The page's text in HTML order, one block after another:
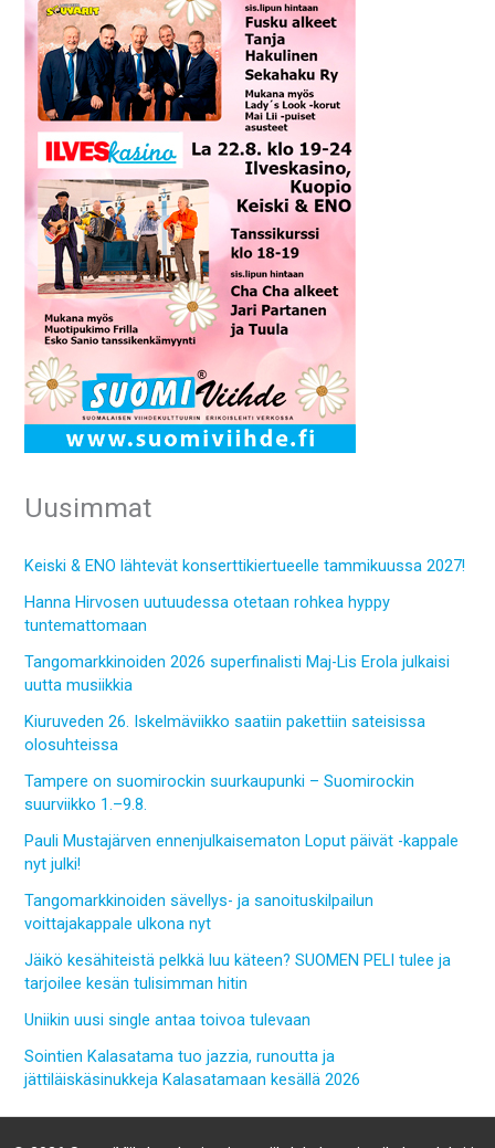
Uusimmat
Keiski & ENO lähtevät konserttikiertueelle tammikuussa 2027!
Hanna Hirvosen uutuudessa otetaan rohkea hyppy
tuntemattomaan
Tangomarkkinoiden 2026 superfinalisti Maj-Lis Erola julkaisi
uutta musiikkia
Kiuruveden 26. Iskelmäviikko saatiin pakettiin sateisissa
olosuhteissa
Tampere on suomirockin suurkaupunki – Suomirockin
suurviikko 1.–9.8.
Pauli Mustajärven ennenjulkaisematon Loput päivät -kappale
nyt julki!
Tangomarkkinoiden sävellys- ja sanoituskilpailun
voittajakappale ulkona nyt
Jäikö kesähiteistä pelkkä luu käteen? SUOMEN PELI tulee ja
tarjoilee kesän tulisimman hitin
Uniikin uusi single antaa toivoa tulevaan
Sointien Kalasatama tuo jazzia, runoutta ja
jättiläiskäsinukkeja Kalasatamaan kesällä 2026